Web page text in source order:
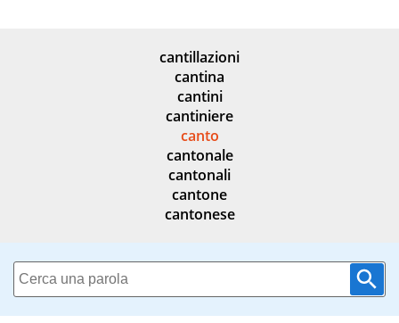
cantillazioni
cantina
cantini
cantiniere
canto
cantonale
cantonali
cantone
cantonese